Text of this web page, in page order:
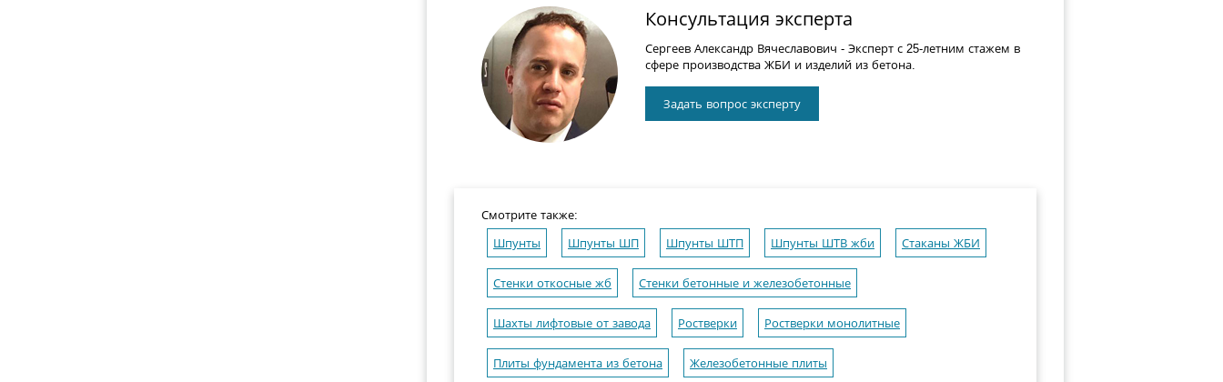
Консультация эксперта
Сергеев Александр Вячеславович - Эксперт с 25-летним стажем в
сфере производства ЖБИ и изделий из бетона.
Задать вопрос эксперту
Смотрите также:
Шпунты Шпунты ШП Шпунты ШТП Шпунты ШТВ жби Стаканы ЖБИ
Стенки откосные жб Стенки бетонные и железобетонные
Шахты лифтовые от завода Ростверки Ростверки монолитные
Плиты фундамента из бетона Железобетонные плиты